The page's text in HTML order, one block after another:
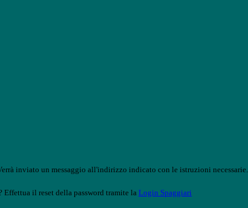
inviato un messaggio all'indirizzo indicato con le istruzioni necessarie.
Effettua il reset della password tramite la Login Spaggiari